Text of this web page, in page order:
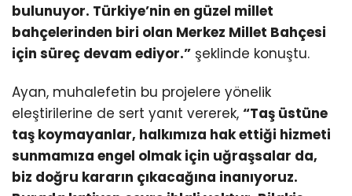
bulunuyor. Türkiye’nin en güzel millet
bahçelerinden biri olan Merkez Millet Bahçesi
için süreç devam ediyor.” şeklinde konuştu.
Ayan, muhalefetin bu projelere yönelik
eleştirilerine de sert yanıt vererek, “Taş üstüne
taş koymayanlar, halkımıza hak ettiği hizmeti
sunmamıza engel olmak için uğraşsalar da,
biz doğru kararın çıkacağına inanıyoruz.